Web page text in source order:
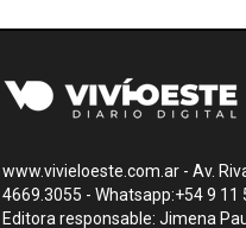
www.vivieloeste.com.ar - Av.
4669.3055 - Whatsapp:+54 9 11
Editora responsable: Jimena